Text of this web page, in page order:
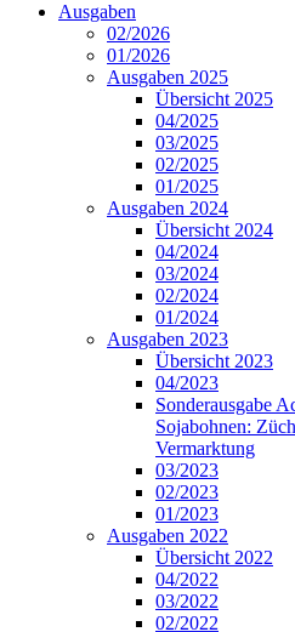
Ausgaben
02/2026
01/2026
Ausgaben 2025
Übersicht 2025
04/2025
03/2025
02/2025
01/2025
Ausgaben 2024
Übersicht 2024
04/2024
03/2024
02/2024
01/2024
Ausgaben 2023
Übersicht 2023
04/2023
Sonderausgabe
Sojabohnen:
Vermarktung
03/2023
02/2023
01/2023
Ausgaben 2022
Übersicht 2022
04/2022
03/2022
02/2022